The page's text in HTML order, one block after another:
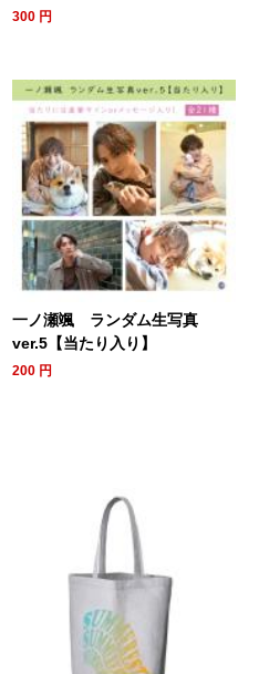
300 円
一ノ瀬颯 ランダム生写真
ver.5【当たり入り】
200 円